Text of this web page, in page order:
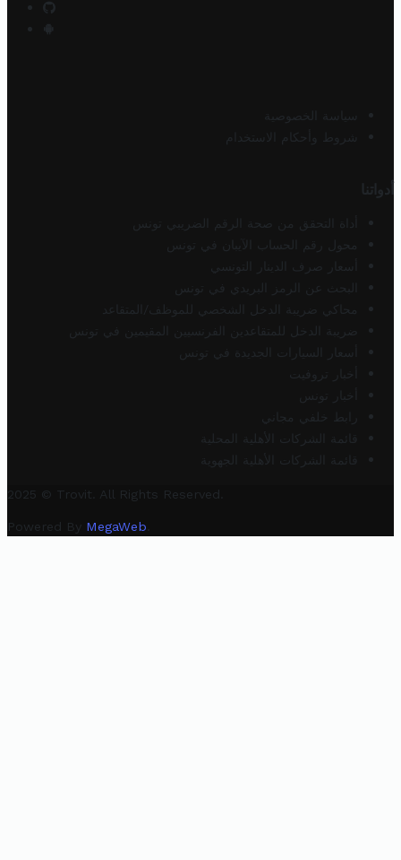
سياسة الخصوصية
شروط وأحكام الاستخدام
أدواتنا
أداة التحقق من صحة الرقم الضريبي تونس
محول رقم الحساب الآيبان في تونس
أسعار صرف الدينار التونسي
البحث عن الرمز البريدي في تونس
محاكي ضريبة الدخل الشخصي للموظف/المتقاعد
ضريبة الدخل للمتقاعدين الفرنسيين المقيمين في تونس
أسعار السيارات الجديدة في تونس
أخبار تروفيت
أخبار تونس
رابط خلفي مجاني
قائمة الشركات الأهلية المحلية
قائمة الشركات الأهلية الجهوية
2025 © Trovit. All Rights Reserved.
Powered By MegaWeb